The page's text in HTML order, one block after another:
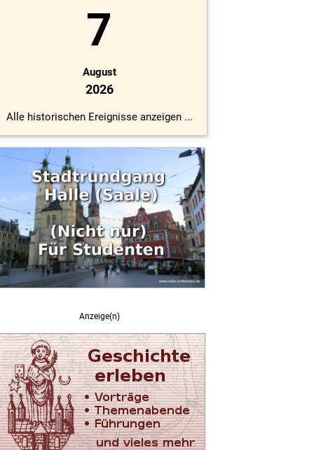
7
August
2026
Alle historischen Ereignisse anzeigen ...
Anzeige(n)